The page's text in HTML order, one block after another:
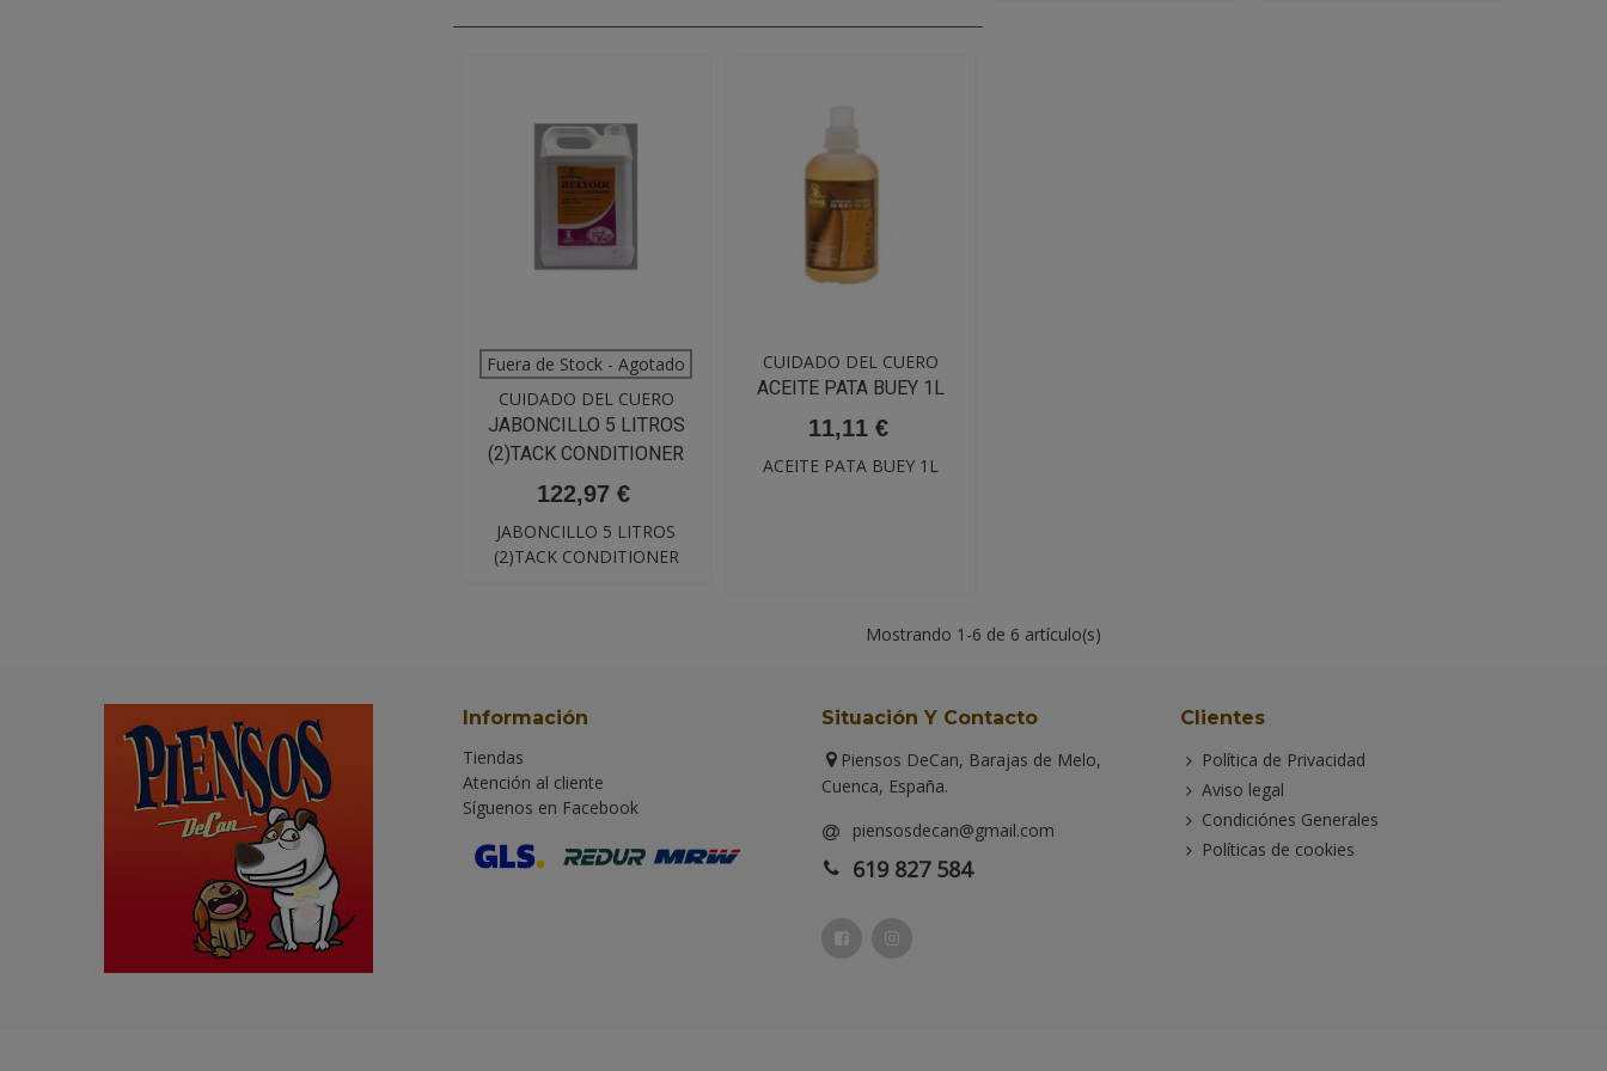
VISTA RÁPIDA
Fuera de Stock - Agotado
CUIDADO DEL CUERO
JABONCILLO 5 LITROS
(2)TACK CONDITIONER
122,97 €
JABONCILLO 5 LITROS
(2)TACK CONDITIONER
VISTA RÁPIDA
CUIDADO DEL CUERO
ACEITE PATA BUEY 1L
11,11 €
ACEITE PATA BUEY 1L
Mostrando 1 -6 de 6 artículo(s)
Información
Tiendas
Atención al cliente
Síguenos en Facebook
Situación Y Contacto
Piensos DeCan, Barajas de Melo,
Cuenca, España.
piensosdecan@gmail.com
619 827 584
Clientes
Política de Privacidad
Aviso legal
Condiciónes Generales
Políticas de cookies